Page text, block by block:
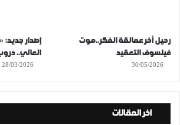
رحيل آخر عمالقة الفكر..موت
فيلسوف التعقيد
30/05/2026
إصدار جديد:
العالي..
28/03/2026
اخر المقالات